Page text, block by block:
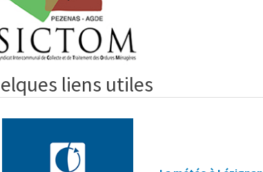
liens utiles